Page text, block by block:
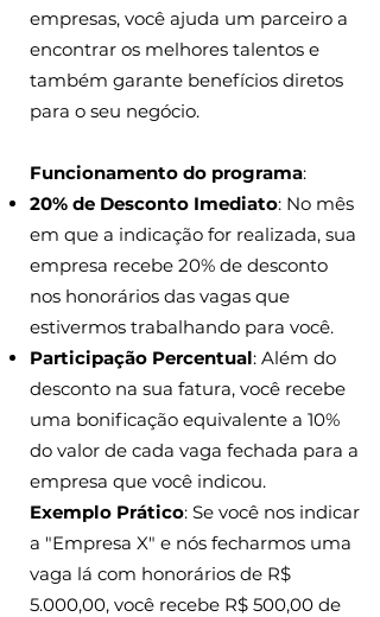
empresas, você ajuda um parceiro a
encontrar os melhores talentos e
também garante benefícios diretos
para o seu negócio.
Funcionamento do programa:​
20% de Desconto Imediato: No mês
em que a indicação for realizada, sua
empresa recebe 20% de desconto
nos honorários das vagas que
estivermos trabalhando para você.
Participação Percentual: Além do
desconto na sua fatura, você recebe
uma bonificação equivalente a 10%
do valor de cada vaga fechada para a
empresa que você indicou.
Exemplo Prático: Se você nos indicar
a "Empresa X" e nós fecharmos uma
vaga lá com honorários de R$
5.000,00, você recebe R$ 500,00 de